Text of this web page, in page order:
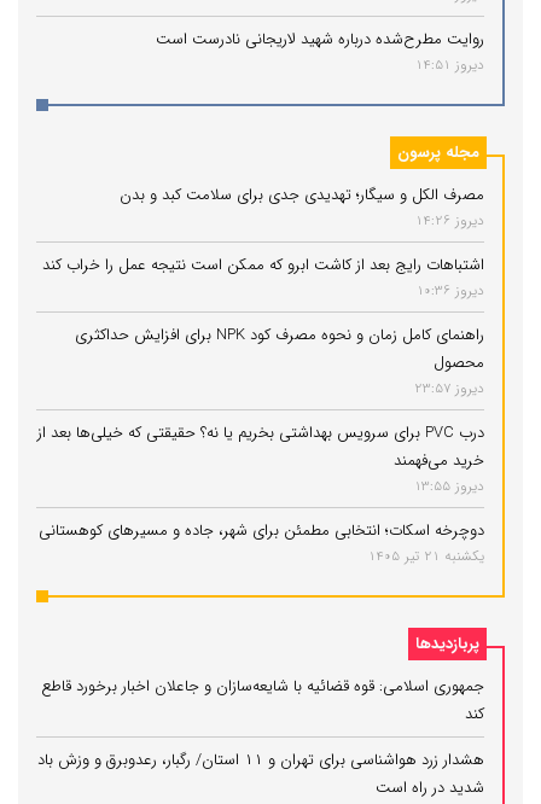
روایت مطرح‌شده درباره شهید لاریجانی نادرست است
دیروز 14:51
مجله پرسون
مصرف الکل و سیگار؛ تهدیدی جدی برای سلامت کبد و بدن
دیروز 14:26
اشتباهات رایج بعد از کاشت ابرو که ممکن است نتیجه عمل را خراب کند
دیروز 10:36
راهنمای کامل زمان و نحوه مصرف کود NPK برای افزایش حداکثری
محصول
دیروز 23:57
درب PVC برای سرویس بهداشتی بخریم یا نه؟ حقیقتی که خیلی‌ها بعد از
خرید می‌فهمند
دیروز 13:55
دوچرخه اسکات؛ انتخابی مطمئن برای شهر، جاده و مسیرهای کوهستانی
یکشنبه 21 تیر 1405
پربازدیدها
جمهوری اسلامی: قوه قضائیه با شایعه‌سازان و جاعلان اخبار برخورد قاطع
کند
هشدار زرد هواشناسی برای تهران و ۱۱ استان/ رگبار، رعدوبرق و وزش باد
شدید در راه است